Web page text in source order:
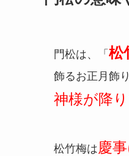
門松は、「松
飾るお正月飾
神様が降
松竹梅は慶